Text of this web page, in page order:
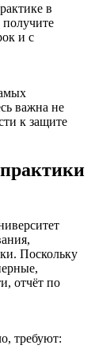
в
и с
важна не
к защите
Поскольку
отчёт по
требуют: